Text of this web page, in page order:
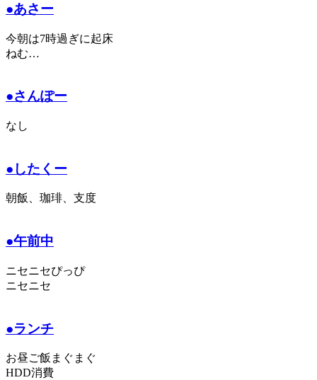
●あさー
今朝は7時過ぎに起床
ねむ…
●さんぽー
なし
●したくー
朝飯、珈琲、支度
●午前中
ニセニセぴっぴ
ニセニセ
●ランチ
お昼ご飯まぐまぐ
HDD消費